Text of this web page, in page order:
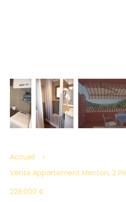
Accueil
Vente Appartement Menton, 2
228 000 €